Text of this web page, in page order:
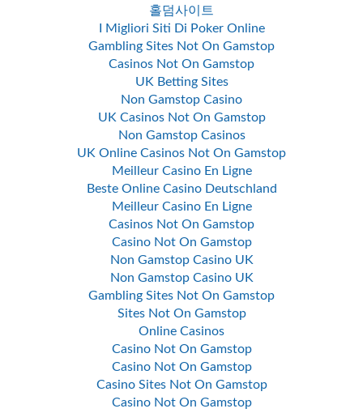
홀덤사이트
I Migliori Siti Di Poker Online
Gambling Sites Not On Gamstop
Casinos Not On Gamstop
UK Betting Sites
Non Gamstop Casino
UK Casinos Not On Gamstop
Non Gamstop Casinos
UK Online Casinos Not On Gamstop
Meilleur Casino En Ligne
Beste Online Casino Deutschland
Meilleur Casino En Ligne
Casinos Not On Gamstop
Casino Not On Gamstop
Non Gamstop Casino UK
Non Gamstop Casino UK
Gambling Sites Not On Gamstop
Sites Not On Gamstop
Online Casinos
Casino Not On Gamstop
Casino Not On Gamstop
Casino Sites Not On Gamstop
Casino Not On Gamstop